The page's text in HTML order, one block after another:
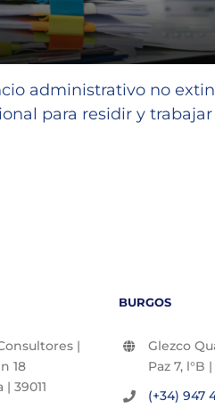
administrativo no
para residir y trabajar
|
18
39011
BURGOS
Glezco
Paz 7, l°B
(+34) 947